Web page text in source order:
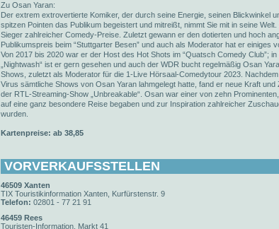
Zu Osan Yaran:
Der extrem extrovertierte Komiker, der durch seine Energie, seinen Blickwinkel
spitzen Pointen das Publikum begeistert und mitreißt, nimmt Sie mit in seine
Sieger zahlreicher Comedy-Preise. Zuletzt gewann er den dotierten und hoch
Publikumspreis beim “Stuttgarter Besen” und auch als Moderator hat er einiges
Von 2017 bis 2020 war er der Host des Hot Shots im “Quatsch Comedy Club”;
„Nightwash“ ist er gern gesehen und auch der WDR bucht regelmäßig Osan
Shows, zuletzt als Moderator für die 1-Live Hörsaal-Comedytour 2023.
Virus sämtliche Shows von Osan Yaran lahmgelegt hatte, fand er neue Kraft und
der RTL-Streaming-Show „Unbreakable“. Osan war einer von zehn
auf eine ganz besondere Reise begaben und zur Inspiration zahlreicher
wurden.
Kartenpreise: ab 38,85
VORVERKAUFSSTELLEN
46509 Xanten
TIX Touristikinformation Xanten, Kurfürstenstr. 9
Telefon: 02801 - 77 21 91
46459 Rees
Touristen-Information, Markt 41